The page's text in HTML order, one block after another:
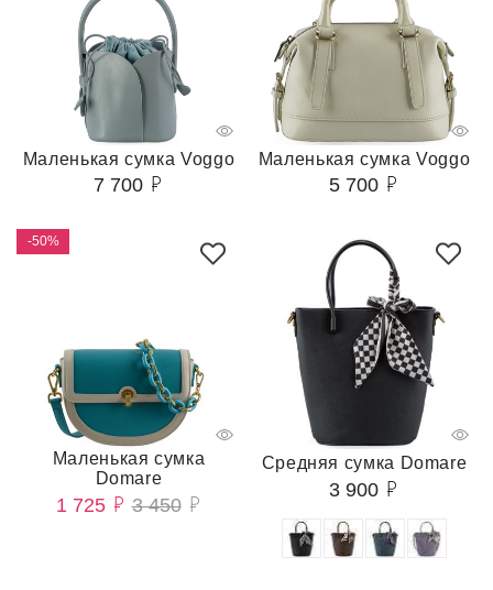
Маленькая сумка Voggo
7 700
Маленькая сумка Voggo
5 700
-50%
Маленькая сумка
Domare
1 725 3 450
Средняя сумка Domare
3 900